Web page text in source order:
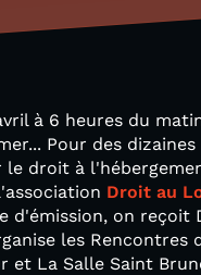
à 6 heures du
Pour des
droit à
Droit au
d'émission, on
les Rencontres
et La Salle Saint